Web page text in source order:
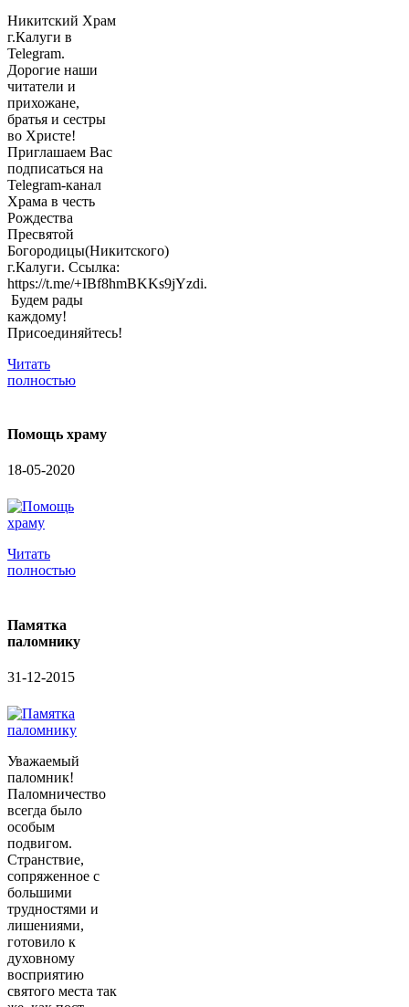
Никитский Храм
г.Калуги в
Telegram.
Дорогие наши
читатели и
прихожане,
братья и сестры
во Христе!
Приглашаем Вас
подписаться на
Telegram-канал
Храма в честь
Рождества
Пресвятой
Богородицы(Никитского)
г.Калуги. Ссылка:
https://t.me/+IBf8hmBKKs9jYzdi.
Будем рады
каждому!
Присоединяйтесь!
Читать
полностью
Помощь храму
18-05-2020
Читать
полностью
Памятка
паломнику
31-12-2015
Уважаемый
паломник!
Паломничество
всегда было
особым
подвигом.
Странствие,
сопряженное с
большими
трудностями и
лишениями,
готовило к
духовному
восприятию
святого места так